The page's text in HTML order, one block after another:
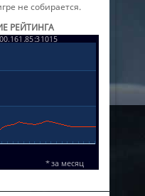
не собирается.
РЕЙТИНГА